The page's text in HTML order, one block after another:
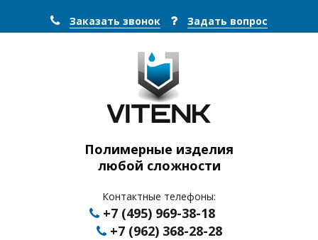
Заказать звонок Задать вопрос
Полимерные изделия
любой сложности
Контактные телефоны:
+7 (495) 969-38-18
+7 (962) 368-28-28